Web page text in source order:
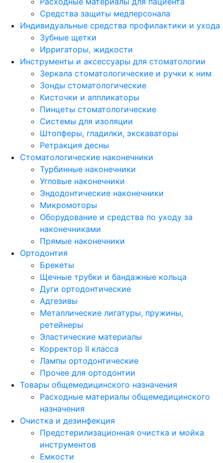
Средства защиты медперсонала
Индивидуальные средства профилактики и ухода
Зубные щетки
Ирригаторы, жидкости
Инструменты и аксессуары для стоматологии
Зеркала стоматологические и ручки к ним
Зонды стоматологические
Кисточки и аппликаторы
Пинцеты стоматологические
Системы для изоляции
Штопферы, гладилки, экскаваторы
Ретракция десны
Стоматологические наконечники
Турбинные наконечники
Угловые наконечники
Эндодонтические наконечники
Микромоторы
Оборудование и средства по уходу за
наконечниками
Прямые наконечники
Ортодонтия
Брекеты
Щечные трубки и бандажные кольца
Дуги ортодонтические
Адгезивы
Металлические лигатуры, пружины,
ретейнеры
Эластические материалы
Корректор II класса
Лампы ортодонтические
Прочее для ортодонтии
Товары общемедицинского назначения
Расходные материалы общемедицинского
назначения
Очистка и дезинфекция
Предстерилизационная очистка и мойка
инструментов
Емкости